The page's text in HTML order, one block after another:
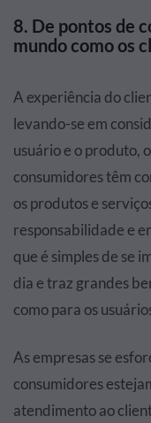
8. De pontos de
mundo como os
A experiência do
levando-se em
usuário e o produto,
consumidores têm
os produtos e
responsabilidade e
que é simples de se
dia e traz grandes
como para os
As empresas se
consumidores
atendimento ao